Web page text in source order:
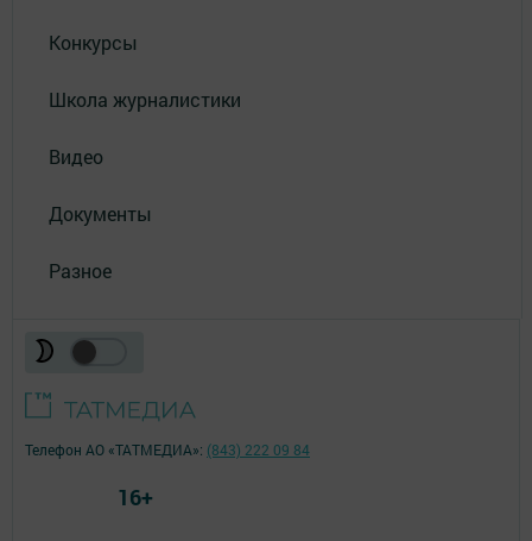
Конкурсы
Школа журналистики
Видео
Документы
Разное
Телефон АО «ТАТМЕДИА»: (843) 222 09 84
16+